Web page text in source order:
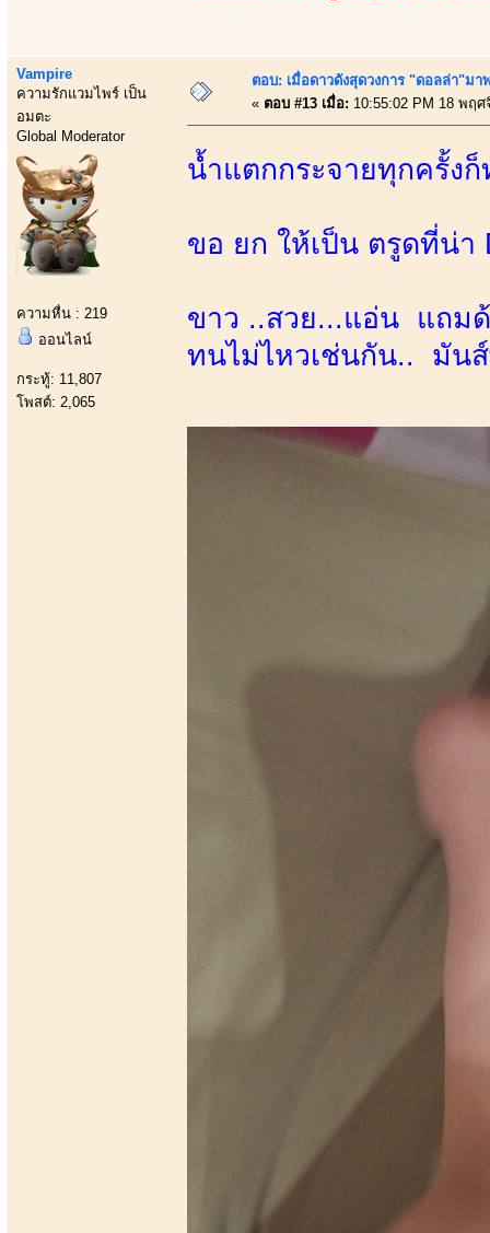
Vampire
ความรักแวมไพร์ เป็น
อมตะ
Global Moderator
ความหื่น : 219
ออนไลน์
กระทู้: 11,807
โพสต์: 2,065
ตอบ: เมื่อดาวดังสุดวงการ "ดอลล่า"มา
« ตอบ #13 เมื่อ: 10:55:02 PM 18 พฤ
น้ำแตกกระจายทุกครั้ง
ขอ ยก ให้เป็น ตรูดที่น่า
ขาว ..สวย...แอ่น แถม
ทนไม่ไหวเช่นกัน.. มัน